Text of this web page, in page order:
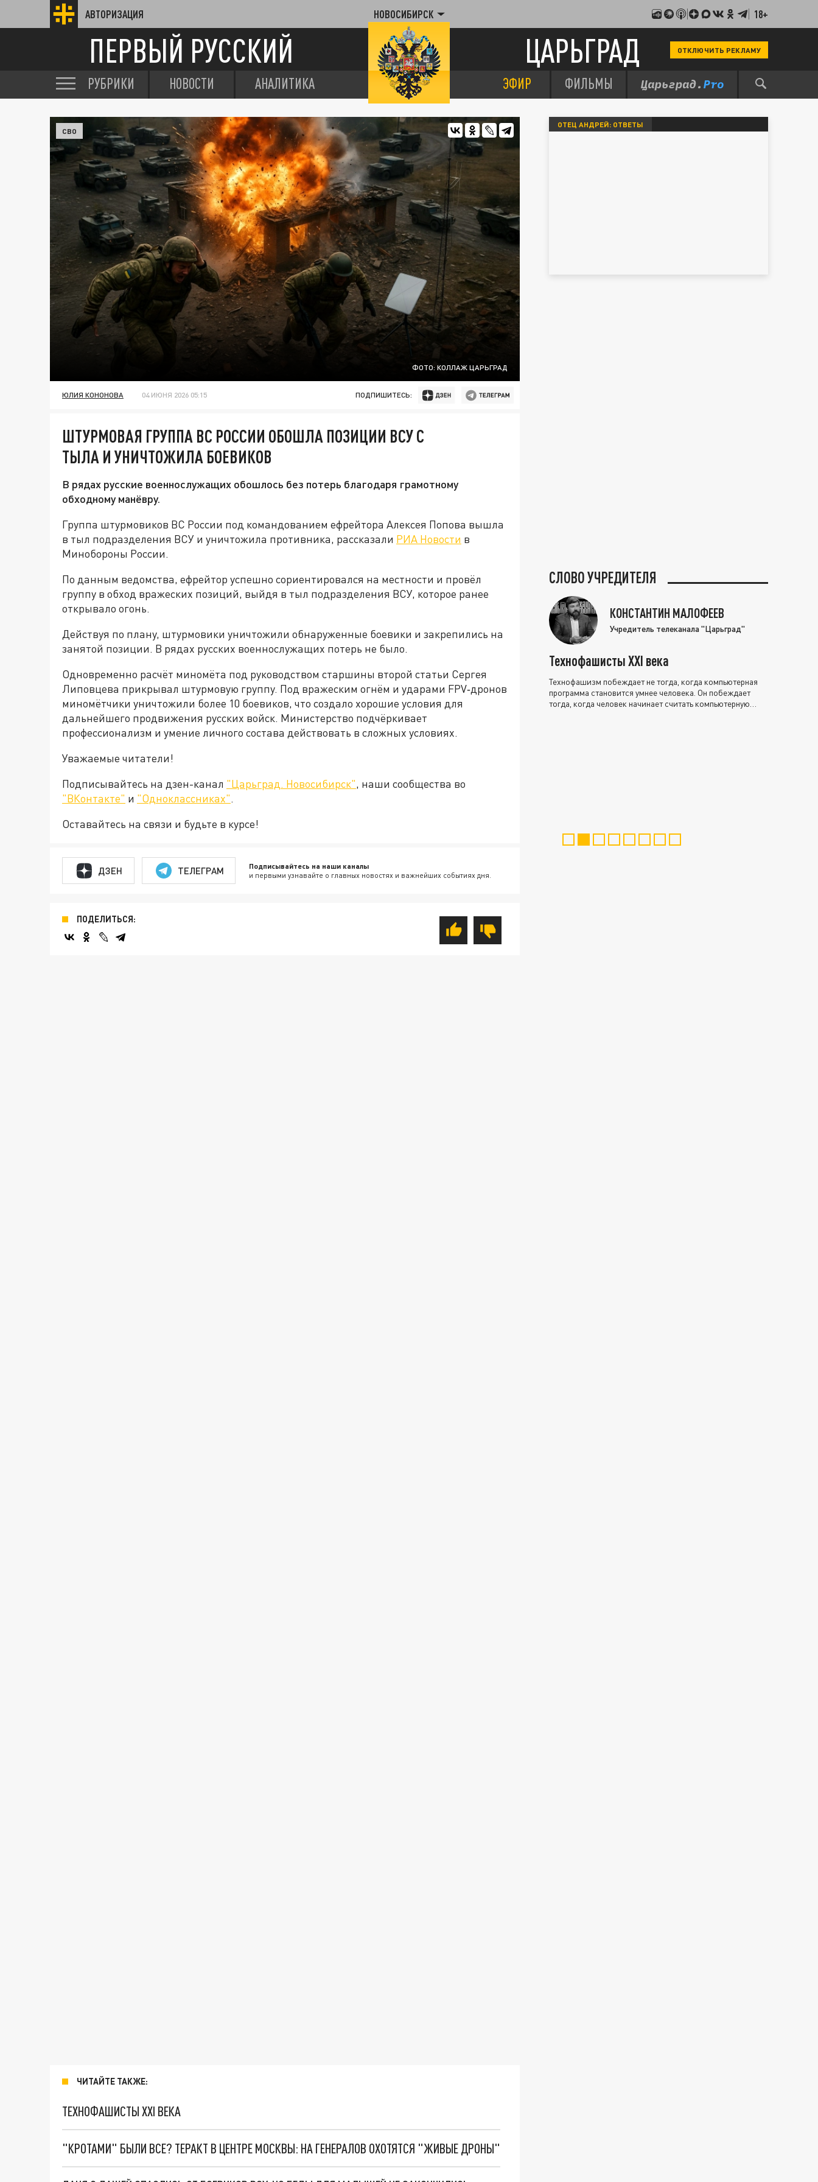
АВТОРИЗАЦИЯ НОВОСИБИРСК 18+
ПЕРВЫЙ РУССКИЙ ЦАРЬГРАД ОТКЛЮЧИТЬ РЕКЛАМУ
РУБРИКИ НОВОСТИ АНАЛИТИКА ЭФИР ФИЛЬМЫ
ФОТО: КОЛЛАЖ ЦАРЬГРАД
СВО
ЮЛИЯ КОНОНОВА 04 ИЮНЯ 2026 05:15 ПОДПИШИТЕСЬ:
ШТУРМОВАЯ ГРУППА ВС РОССИИ ОБОШЛА ПОЗИЦИИ ВСУ С
ТЫЛА И УНИЧТОЖИЛА БОЕВИКОВ
В рядах русские военнослужащих обошлось без потерь благодаря грамотному
обходному манёвру.
Группа штурмовиков ВС России под командованием ефрейтора Алексея Попова вышла
в тыл подразделения ВСУ и уничтожила противника, рассказали РИА Новости в
Минобороны России.
По данным ведомства, ефрейтор успешно сориентировался на местности и провёл
группу в обход вражеских позиций, выйдя в тыл подразделения ВСУ, которое ранее
открывало огонь.
Действуя по плану, штурмовики уничтожили обнаруженные боевики и закрепились на
занятой позиции. В рядах русских военнослужащих потерь не было.
Одновременно расчёт миномёта под руководством старшины второй статьи Сергея
Липовцева прикрывал штурмовую группу. Под вражеским огнём и ударами FPV‑дронов
миномётчики уничтожили более 10 боевиков, что создало хорошие условия для
дальнейшего продвижения русских войск. Министерство подчёркивает
профессионализм и умение личного состава действовать в сложных условиях.
Уважаемые читатели!
Подписывайтесь на дзен-канал "Царьград. Новосибирск", наши сообщества во
"ВКонтакте" и "Одноклассниках".
Оставайтесь на связи и будьте в курсе!
ДЗЕН ТЕЛЕГРАМ Подписывайтесь на наши каналы
и первыми узнавайте о главных новостях и важнейших событиях дня.
ПОДЕЛИТЬСЯ:
ЧИТАЙТЕ ТАКЖЕ:
ТЕХНОФАШИСТЫ XXI ВЕКА
"КРОТАМИ" БЫЛИ ВСЕ? ТЕРАКТ В ЦЕНТРЕ МОСКВЫ: НА ГЕНЕРАЛОВ ОХОТЯТСЯ "ЖИВЫЕ ДРОНЫ"
ОТЕЦ АНДРЕЙ: ОТВЕТЫ
СЛОВО УЧРЕДИТЕЛЯ
КОНСТАНТИН МАЛОФЕЕВ
Учредитель телеканала "Царьград"
Технофашисты XXI века
Технофашизм побеждает не тогда, когда компьютерная
программа становится умнее человека. Он побеждает
тогда, когда человек начинает считать компьютерную